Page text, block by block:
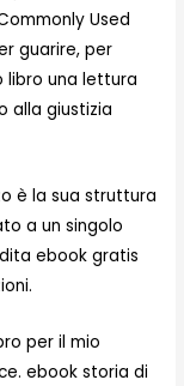
Used
guarire, per
libro una lettura
alla giustizia
è la sua struttura
a un singolo
ebook gratis
per il mio
ebook storia di